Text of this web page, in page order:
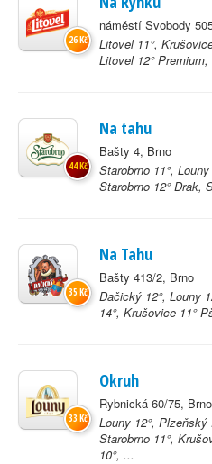
náměstí Svobody
Litovel 11°,
Litovel 12°
26 Kč
Na tahu
Bašty 4, Brno
Starobrno 11°,
Starobrno 12° Drak,
44 Kč
Na Tahu
Bašty 413/2, Brno
Dačický 12°, Louny
14°, Krušovice 11°
35 Kč
Okruh
Rybnická 60/75, Brno
Louny 12°, Plzeňský
Starobrno 11°,
10°, ...
33 Kč